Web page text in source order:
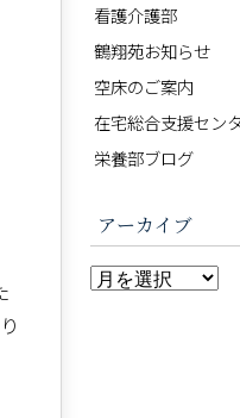
看護介護部
鶴翔苑お知らせ
空床のご案内
在宅総合支援セン
栄養部ブログ
アーカイブ